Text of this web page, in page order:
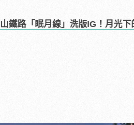
鐵路「眠月線」洗版IG！月光